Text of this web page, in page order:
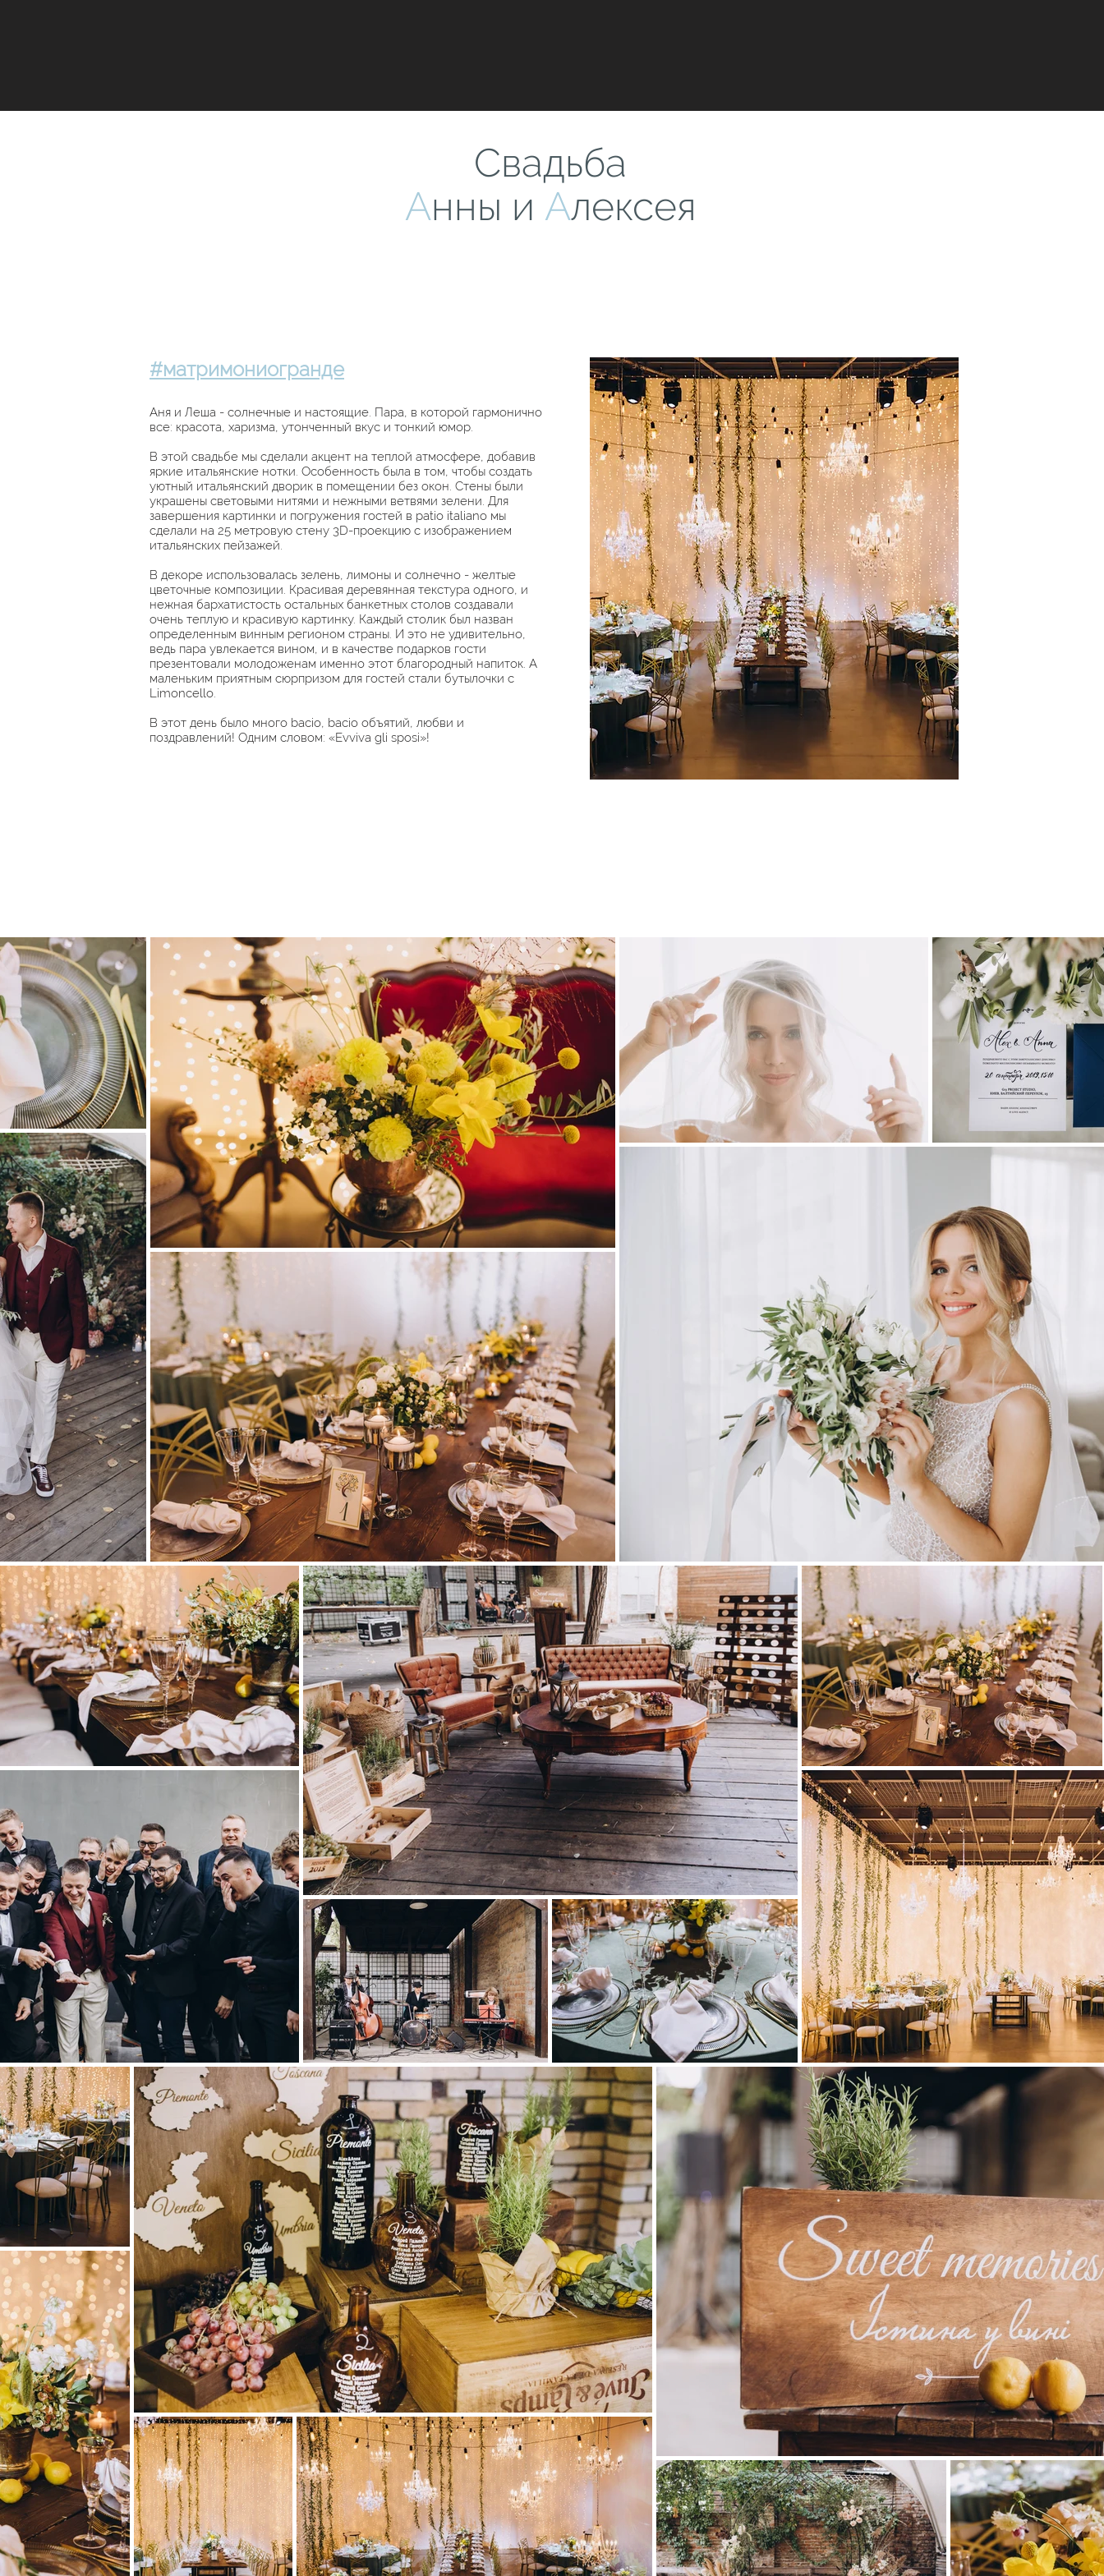
Свадьба
Анны и Алексея
#матримониогранде
Аня и Леша - солнечные и настоящие. Пара, в которой гармонично
все: красота, харизма, утонченный вкус и тонкий юмор. ⠀
В этой свадьбе мы сделали акцент на теплой атмосфере, добавив
яркие итальянские нотки. Особенность была в том, чтобы создать
уютный итальянский дворик в помещении без окон. Стены были
украшены световыми нитями и нежными ветвями зелени. Для
завершения картинки и погружения гостей в patio italiano мы
сделали на 25 метровую стену 3D-проекцию с изображением
итальянских пейзажей. ⠀
В декоре использовалась зелень, лимоны и солнечно - желтые
цветочные композиции. Красивая деревянная текстура одного, и
нежная бархатистость остальных банкетных столов создавали
очень теплую и красивую картинку. Каждый столик был назван
определенным винным регионом страны. И это не удивительно,
ведь пара увлекается вином, и в качестве подарков гости
презентовали молодоженам именно этот благородный напиток. А
маленьким приятным сюрпризом для гостей стали бутылочки с
Limoncello. ⠀
В этот день было много bacio, bacio объятий, любви и
поздравлений! Одним словом: «Evviva gli sposi»! ⠀